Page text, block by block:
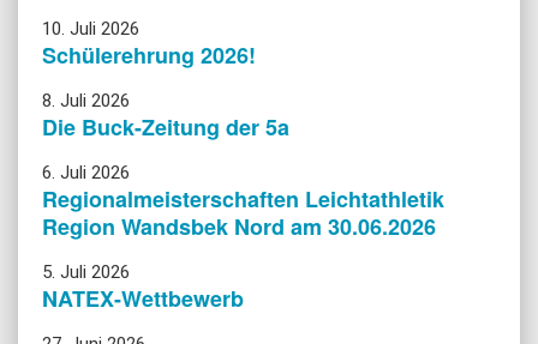
10. Juli 2026
Schülerehrung 2026!
8. Juli 2026
Die Buck-Zeitung der 5a
6. Juli 2026
Regionalmeisterschaften Leichtathletik
Region Wandsbek Nord am 30.06.2026
5. Juli 2026
NATEX-Wettbewerb